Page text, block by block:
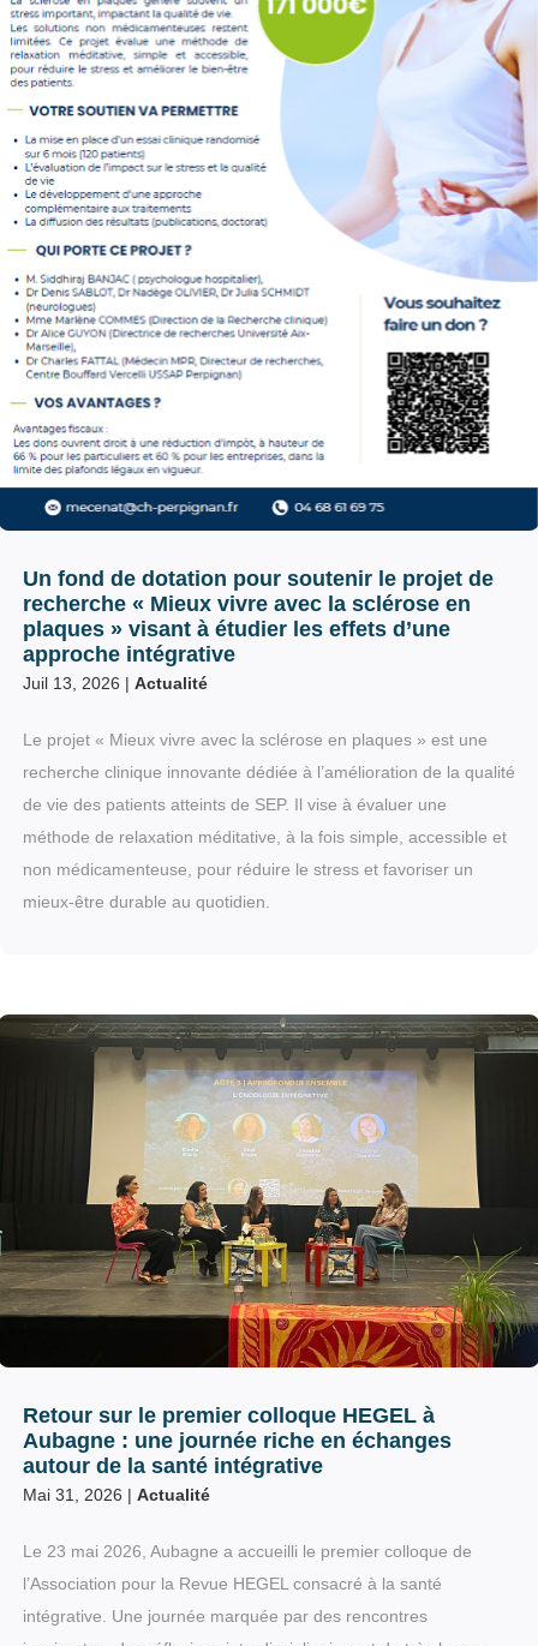
Un fond de dotation pour soutenir le projet de
recherche « Mieux vivre avec la sclérose en
plaques » visant à étudier les effets d’une
approche intégrative
Juil 13, 2026 | Actualité
Le projet « Mieux vivre avec la sclérose en plaques » est une
recherche clinique innovante dédiée à l’amélioration de la qualité
de vie des patients atteints de SEP. Il vise à évaluer une
méthode de relaxation méditative, à la fois simple, accessible et
non médicamenteuse, pour réduire le stress et favoriser un
mieux-être durable au quotidien.
Retour sur le premier colloque HEGEL à
Aubagne : une journée riche en échanges
autour de la santé intégrative
Mai 31, 2026 | Actualité
Le 23 mai 2026, Aubagne a accueilli le premier colloque de
l’Association pour la Revue HEGEL consacré à la santé
intégrative. Une journée marquée par des rencontres